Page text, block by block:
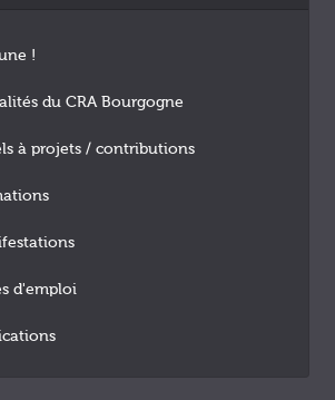
!
du CRA Bourgogne
à projets / contributions
d'emploi